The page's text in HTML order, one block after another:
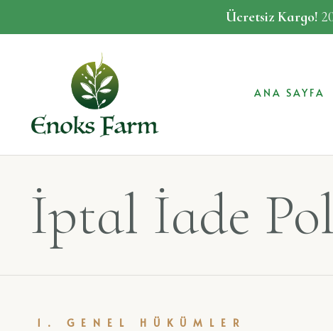
Ücretsiz Kargo!
ANA SAYFA
İptal İade
1. GENEL HÜKÜMLER